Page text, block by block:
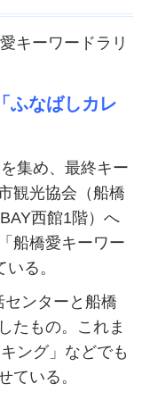
キーワードラリ
ふなばしカレ
集め、最終キー
観光協会（船橋
西館1階）へ
船橋愛キーワー
る。
ンターと船橋
たもの。これま
ング」などでも
ている。